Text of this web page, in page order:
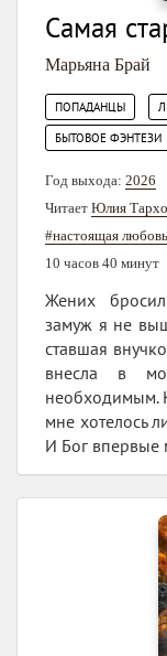
Самая
Марьяна Брай
ПОПАДАНЦЫ
БЫТОВОЕ ФЭНТЕЗИ
Год выхода: 2026
Читает Юлия
#настоящая любовь
10 часов 40 минут
Жених
замуж я не
ставшая
внесла в
необходимым.
мне хотелось
И Бог впервые